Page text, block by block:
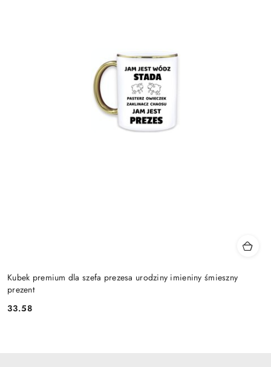
Kubek premium dla szefa prezesa urodziny imieniny śmieszny
prezent
Cena:
33.58